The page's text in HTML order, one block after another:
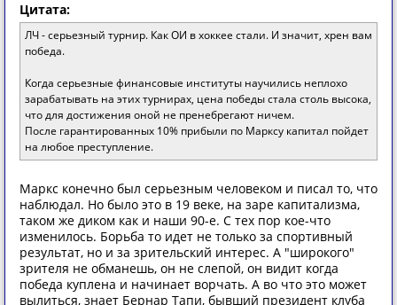
Цитата:
ЛЧ - серьезный турнир. Как ОИ в хоккее стали. И значит, хрен вам
победа.
Когда серьезные финансовые институты научились неплохо
зарабатывать на этих турнирах, цена победы стала столь высока,
что для достижения оной не пренебрегают ничем.
После гарантированных 10% прибыли по Марксу капитал пойдет
на любое преступление.
Маркс конечно был серьезным человеком и писал то, что
наблюдал. Но было это в 19 веке, на заре капитализма,
таком же диком как и наши 90-е. С тех пор кое-что
изменилось. Борьба то идет не только за спортивный
результат, но и за зрительский интерес. А "широкого"
зрителя не обманешь, он не слепой, он видит когда
победа куплена и начинает ворчать. А во что это может
вылиться, знает Бернар Тапи, бывший президент клуба